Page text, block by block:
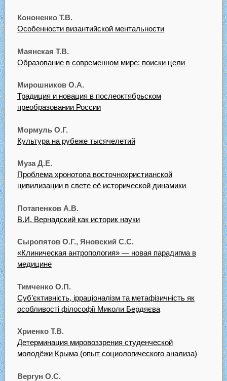
Кононенко Т.В.
Особенности византийской ментальности
Маянская Т.В.
Образование в современном мире: поиски цели
Мирошников О.А.
Традиция и новация в послеоктябрьском
преобразовании России
Мормуль О.Г.
Культура на рубеже тысячелетий
Муза Д.Е.
Проблема хронотопа восточнохристианской
цивилизации в свете её исторической динамики
Потапенков A.B.
В.И. Вернадский как историк науки
Сыропятов О.Г., Яновский С.С.
«Клиническая антропология» — новая парадигма в
медицине
Тимченко О.П.
Суб’єктивність, ірраціоналізм та метафізичність як
особливості філософії Миколи Бердяєва
Хриенко Т.В.
Детерминация мировоззрения студенческой
молодёжи Крыма (опыт социологического анализа)
Вергун О.С.